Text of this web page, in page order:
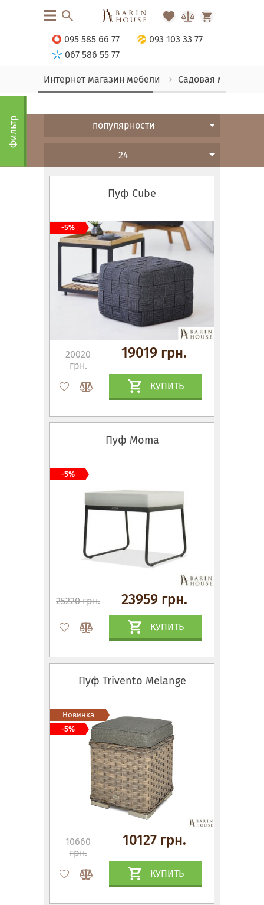
095 585 66 77
093 103 33 77
067 586 55 77
Интернет магазин мебели Садовая мебель
Фильтр популярности
24
Пуф Cube
20020
грн.
19019 грн.
КУПИТЬ
-5%
Пуф Moma
25220 грн. 23959 грн.
КУПИТЬ
-5%
Пуф Trivento Melange
10660
грн.
10127 грн.
КУПИТЬ
Новинка
-5%